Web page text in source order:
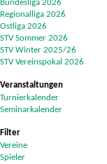
Bundesliga 2026
Regionalliga 2026
Ostliga 2026
STV Sommer 2026
STV Winter 2025/26
STV Vereinspokal 2026
Veranstaltungen
Turnierkalender
Seminarkalender
Filter
Vereine
Spieler